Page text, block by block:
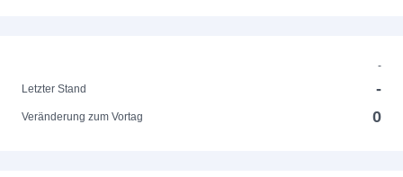
-
Letzter Stand
-
Veränderung zum Vortag 0